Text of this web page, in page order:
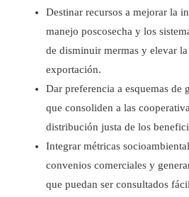
Destinar recursos a mejorar la
manejo poscosecha y los
de disminuir mermas y elevar
exportación.
Dar preferencia a esquemas de
que consoliden a las
distribución justa de los
Integrar métricas
convenios comerciales y
que puedan ser consultados